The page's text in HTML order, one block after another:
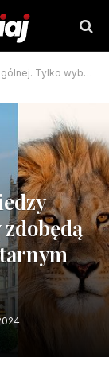
Będziesz w tym elitarnym gronie?